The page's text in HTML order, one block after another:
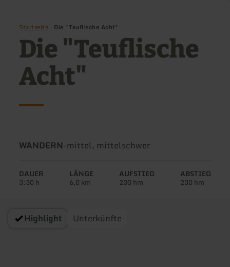
Startseite Die "Teuflische Acht"
Die "Teuflische
Acht"
Art
Tour:
WANDERN-Schwierigkeit:
mittel, mittelschwer
DAUER
3:30 h
LÄNGE
6,0 km
AUFSTIEG
230 hm
ABSTIEG
230 hm
Highlight Unterkünfte